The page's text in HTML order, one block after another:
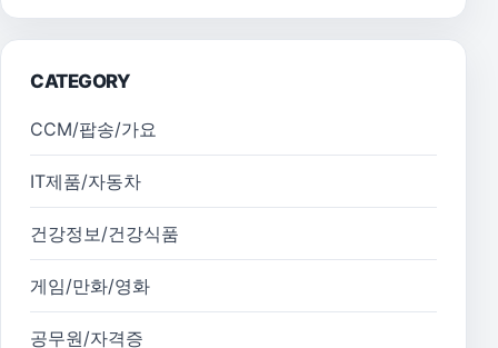
CATEGORY
CCM/팝송/가요
IT제품/자동차
건강정보/건강식품
게임/만화/영화
공무원/자격증